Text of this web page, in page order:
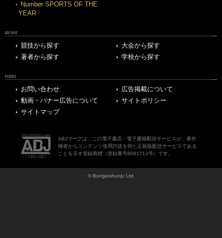
Number SPORTS OF THE
YEAR
ARCHIVE
競技から探す
大会から探す
著者から探す
学校から探す
OTHERS
お問い合わせ
広告掲載について
動画・バナー広告について
サイトポリシー
サイトマップ
ABJマークは、この電子書店・電子書籍配信サービスが、著作
権者からコンテンツ使用許諾を得た正規版配信サービスである
ことを示す登録商標（登録番号6091713号）です。
© Bungeishunju Ltd.